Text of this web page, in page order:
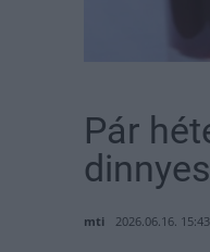
Pár
mti 2026.06.16. 15:43